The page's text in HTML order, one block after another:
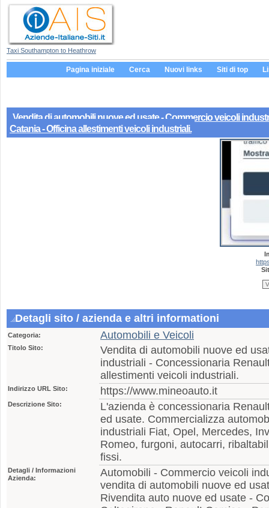
Taxi Southampton to Heathrow
Pagina iniziale Cerca Nuovi links Siti di top
Vendita di automobili nuove ed usate - Commercio veicoli
Catania - Officina allestimenti veicoli industriali.
Detagli sito / azienda e altri informationi
Categoria: Automobili e Veicoli
Titolo Sito:
Vendita di automobili nuove ed
industriali - Concessionaria
allestimenti veicoli industriali.
Indirizzo URL Sito: https://www.mineoauto.it
Descrizione Sito:
L'azienda è concessionaria
ed usate. Commercializza
industriali Fiat, Opel, Mercedes,
Romeo, furgoni, autocarri,
fissi.
Detagli / Informazioni
Azienda:
Automobili - Commercio veicoli
vendita di automobili nuove ed
Rivendita auto nuove ed usate -